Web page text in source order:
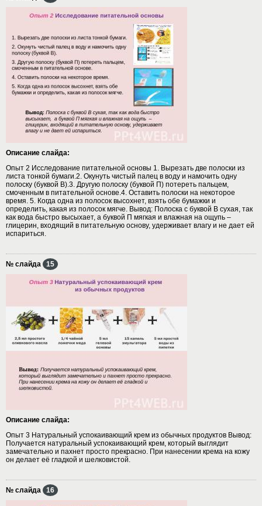
Описание слайда:
Опыт 2 Исследование питательной основы 1. Вырезать две полоски из
листа тонкой бумаги.2. Окунуть чистый палец в воду и намочить одну
полоску (буквой В).3. Другую полоску (буквой П) потереть пальцем,
смоченным в питательной основе.4. Оставить полоски на некоторое
время. 5. Когда одна из полосок высохнет, взять обе бумажки и
определить, какая из полосок мягче. Вывод: Полоска с буквой В сухая, так
как вода быстро высыхает, а буквой П мягкая и влажная на ощупь –
глицерин, входящий в питательную основу, удерживает влагу и не дает ей
испариться.
№ слайда 15
Описание слайда:
Опыт 3 Натуральный успокаивающий крем из обычных продуктов Вывод:
Получается натуральный успокаивающий крем, который выглядит
замечательно и пахнет просто прекрасно. При нанесении крема на кожу
он делает её гладкой и шелковистой.
№ слайда 16